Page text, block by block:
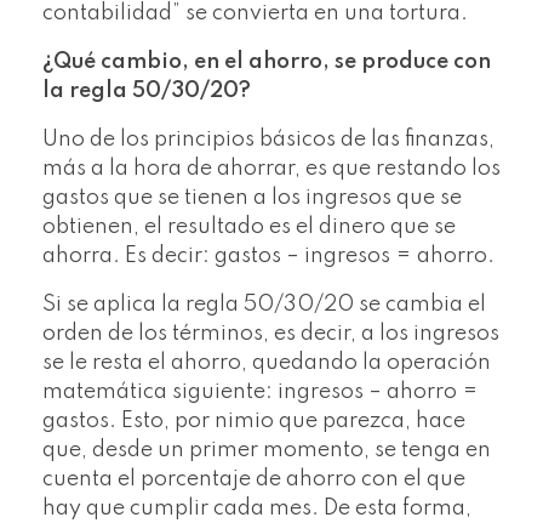
contabilidad” se convierta en una tortura.
¿Qué cambio, en el ahorro, se produce con
la regla 50/30/20?
Uno de los principios básicos de las finanzas,
más a la hora de ahorrar, es que restando los
gastos que se tienen a los ingresos que se
obtienen, el resultado es el dinero que se
ahorra. Es decir: gastos – ingresos = ahorro.
Si se aplica la regla 50/30/20 se cambia el
orden de los términos, es decir, a los ingresos
se le resta el ahorro, quedando la operación
matemática siguiente: ingresos – ahorro =
gastos. Esto, por nimio que parezca, hace
que, desde un primer momento, se tenga en
cuenta el porcentaje de ahorro con el que
hay que cumplir cada mes. De esta forma,